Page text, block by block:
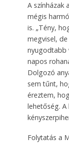
A színházak
mégis
is. „Tény,
megvisel,
nyugodtabb
napos
Dolgozó
sem tűnt,
éreztem,
lehetőség.
Folytatás a